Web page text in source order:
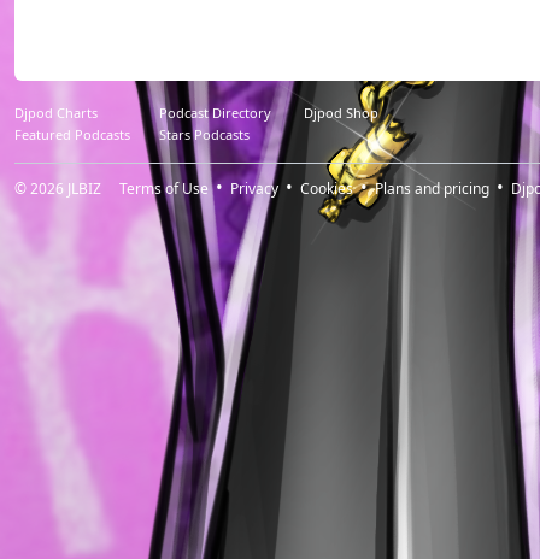
Djpod Charts Podcast Directory
Djpod Shop
Featured Podcasts
Stars Podcasts
© 2026 JLBIZ Terms of Use Privacy Cookies Plans and pricing